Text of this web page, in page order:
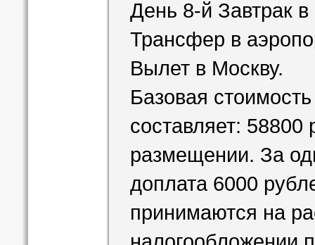
День 8-й Завтрак в
Трансфер в
Вылет в Москву.
Базовая
составляет:
размещении. За
доплата 6000
принимаются на